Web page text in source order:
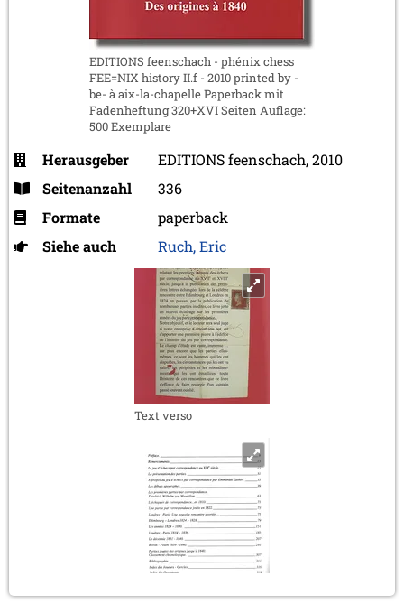
EDITIONS feenschach - phénix chess
FEE=NIX history II.f - 2010 printed by -
be- à aix-la-chapelle Paperback mit
Fadenheftung 320+XVI Seiten Auflage:
500 Exemplare
Herausgeber
EDITIONS feenschach, 2010
Seitenanzahl
336
Formate
paperback
Siehe auch
Ruch, Eric
Text verso